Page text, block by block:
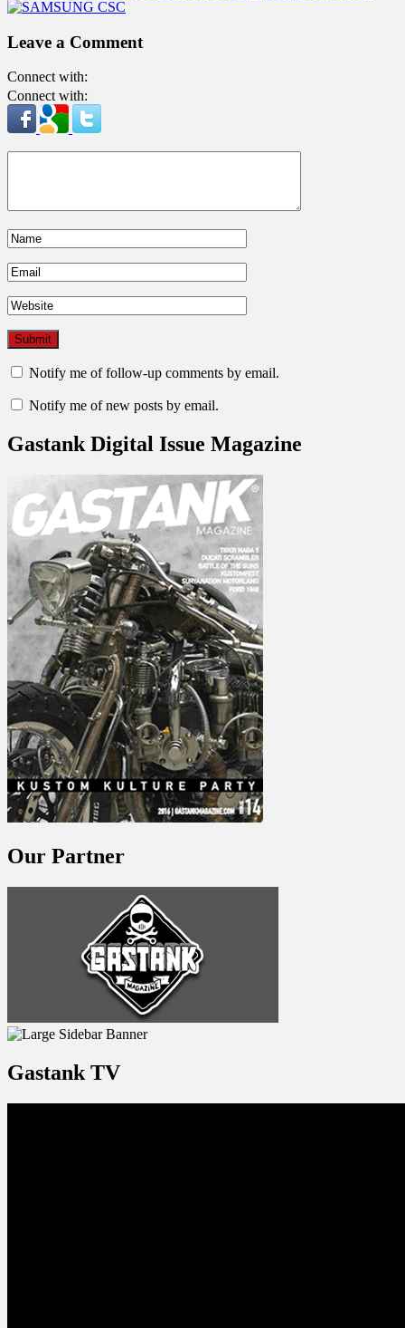
Leave a Comment
Connect with:
Connect with:
Notify me of follow-up comments by email.
Notify me of new posts by email.
Gastank Digital Issue Magazine
Our Partner
Gastank TV